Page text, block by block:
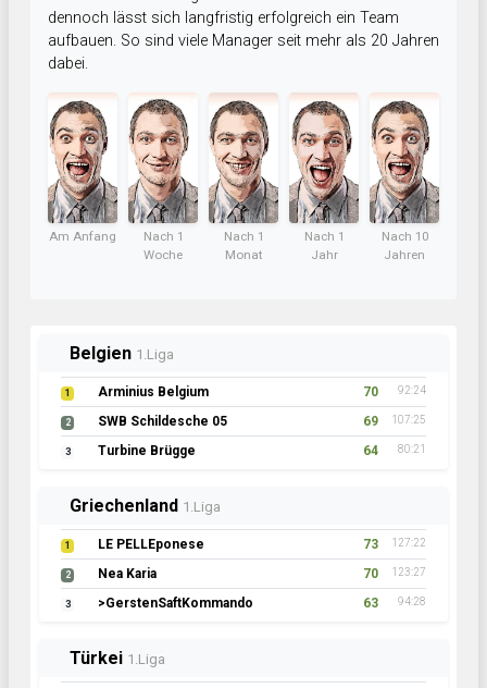
dennoch lässt sich langfristig erfolgreich ein Team
aufbauen. So sind viele Manager seit mehr als 20 Jahren
dabei.
Am Anfang
Nach 1
Woche
Nach 1
Monat
Nach 1
Jahr
Nach 10
Jahren
Belgien 1.Liga
1 Arminius Belgium 70 92:24
2 SWB Schildesche 05 69 107:25
3 Turbine Brügge 64 80:21
Griechenland 1.Liga
1 LE PELLEponese 73 127:22
2 Nea Karia 70 123:27
3 >GerstenSaftKommando 63 94:28
Türkei 1.Liga